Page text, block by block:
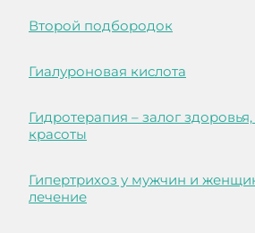
Второй подбородок
Гиалуроновая кислота
Гидротерапия – залог
красоты
Гипертрихоз у мужчин и
лечение